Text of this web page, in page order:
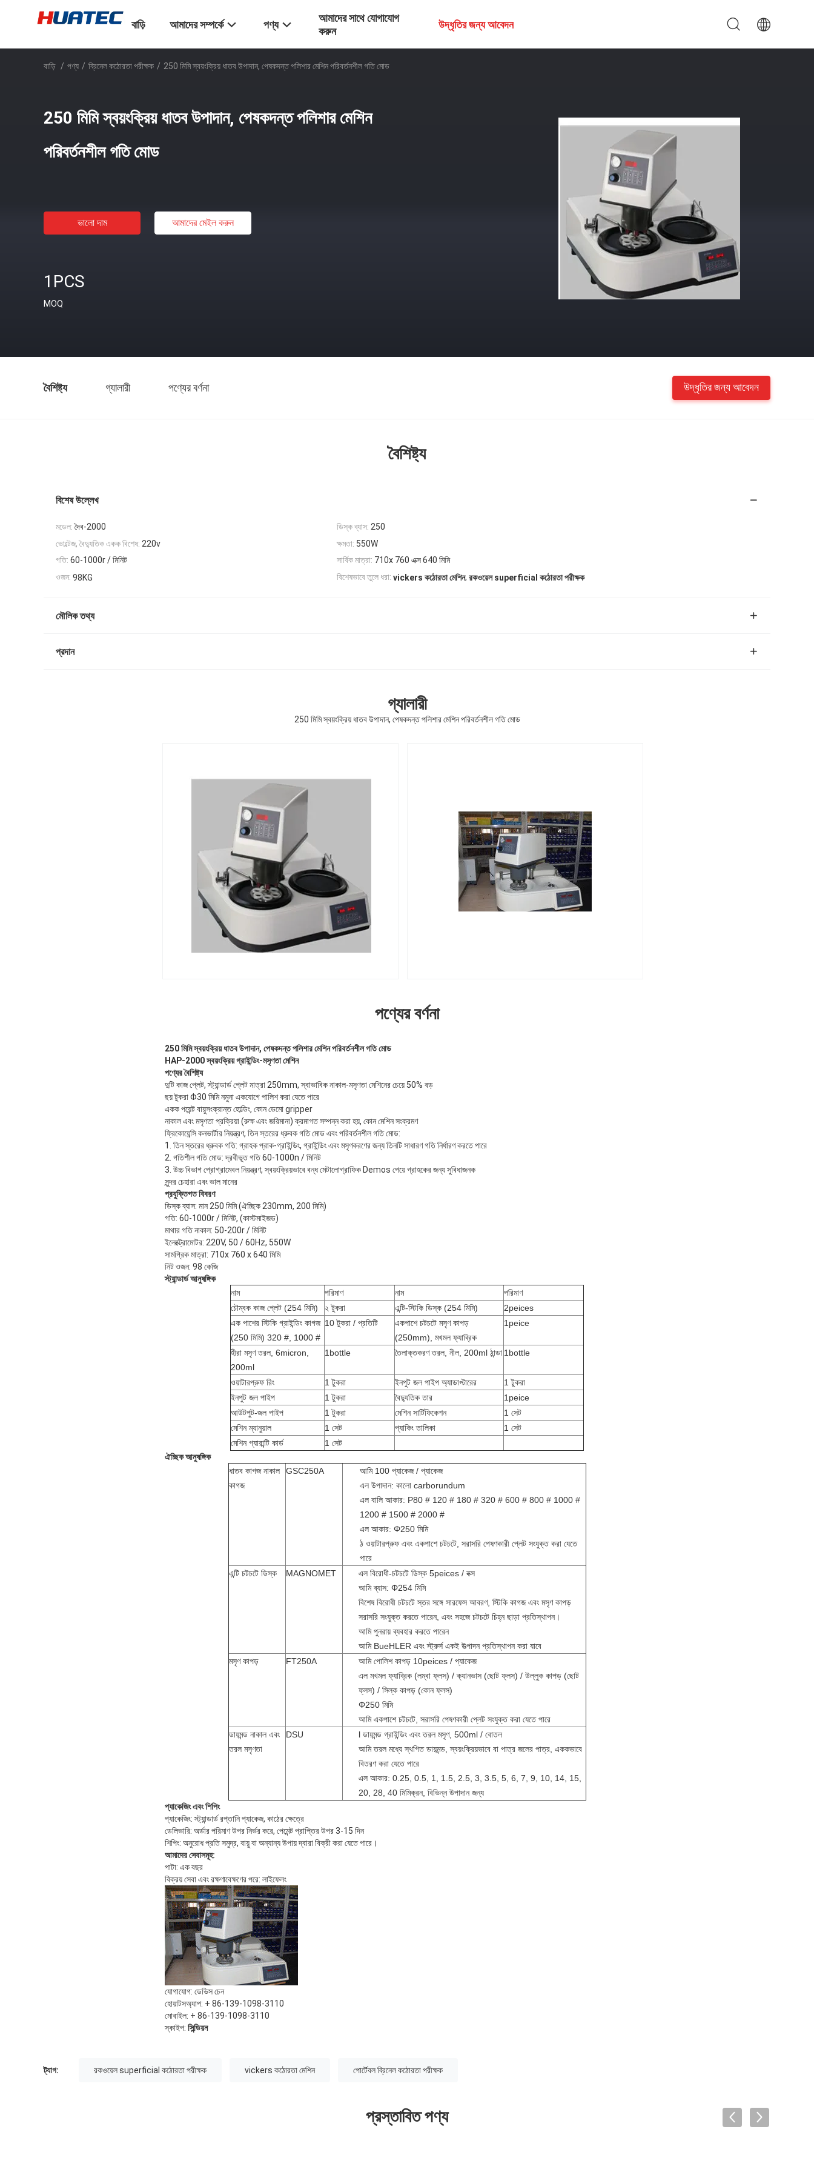
বাড়ি আমাদের সম্পর্কে পণ্য
আমাদের সাথে যোগাযোগ
করুন
উদ্ধৃতির জন্য আবেদন
বাড়ি / পণ্য / ব্রিনেল কঠোরতা পরীক্ষক / 250 মিমি স্বয়ংক্রিয় ধাতব উপাদান, পেষকদন্ত পলিশার মেশিন পরিবর্তনশীল গতি মোড
250 মিমি স্বয়ংক্রিয় ধাতব উপাদান, পেষকদন্ত পলিশার মেশিন
পরিবর্তনশীল গতি মোড
ভালো দাম আমাদের মেইল ​​করুন
1PCS
MOQ
বৈশিষ্ট্য গ্যালারী পণ্যের বর্ণনা উদ্ধৃতির জন্য আবেদন
বৈশিষ্ট্য
বিশেষ উল্লেখ
মডেল: দৈব-2000 ডিস্ক ব্যাস: 250
ভোল্টেজ, বৈদ্যুতিক একক বিশেষ: 220v ক্ষমতা: 550W
গতি: 60-1000r / মিনিট সার্বিক মাত্রা: 710x 760 এক্স 640 মিমি
ওজন: 98KG বিশেষভাবে তুলে ধরা: vickers কঠোরতা মেশিন, রকওয়েল superficial কঠোরতা পরীক্ষক
মৌলিক তথ্য
প্রদান
গ্যালারী
250 মিমি স্বয়ংক্রিয় ধাতব উপাদান, পেষকদন্ত পলিশার মেশিন পরিবর্তনশীল গতি মোড
পণ্যের বর্ণনা
250 মিমি স্বয়ংক্রিয় ধাতব উপাদান, পেষকদন্ত পলিশার মেশিন পরিবর্তনশীল গতি মোড
HAP-2000 স্বয়ংক্রিয় গ্রাইন্ডিং-মসৃণতা মেশিন
পণ্যের বৈশিষ্ট্য
দুটি কাজ প্লেট, স্ট্যান্ডার্ড প্লেট মাত্রা 250mm, স্বাভাবিক নাকাল-মসৃণতা মেশিনের চেয়ে 50% বড়
ছয় টুকরা Φ30 মিমি নমুনা একযোগে পালিশ করা যেতে পারে
একক পয়েন্ট বায়ুসংক্রান্ত হোল্ডিং, কোন ডেমো gripper
নাকাল এবং মসৃণতা প্রক্রিয়া (রুক্ষ এবং জরিমানা) ক্রমাগত সম্পন্ন করা হয়, কোন মেশিন সংক্রমণ
ফ্রিকোয়েন্সি কনভার্টার নিয়ন্ত্রণ, তিন স্তরের ধ্রুবক গতি মোড এবং পরিবর্তনশীল গতি মোড:
1. তিন স্তরের ধ্রুবক গতি: গ্রাহক প্রাক-গ্রাইন্ডিং, গ্রাইন্ডিং এবং মসৃণকরণের জন্য তিনটি সাধারণ গতি নির্ধারণ করতে পারে
2. গতিশীল গতি মোড: দ্রবীভূত গতি 60-1000n / মিনিট
3. উচ্চ বিভাগ প্রোগ্রামেবল নিয়ন্ত্রণ, স্বয়ংক্রিয়ভাবে বন্ধ মেটালোগ্রাফিক Demos পেয়ে গ্রাহকের জন্য সুবিধাজনক
সুন্দর চেহারা এবং ভাল মানের
প্রযুক্তিগত বিবরণ
ডিস্ক ব্যাস: মান 250 মিমি (ঐচ্ছিক 230mm, 200 মিমি)
গতি: 60-1000r / মিনিট, (কাস্টমাইজড)
মাথার গতি নাকাল: 50-200r / মিনিট
ইলেক্ট্রোমোটর: 220V, 50 / 60Hz, 550W
সামগ্রিক মাত্রা: 710x 760 x 640 মিমি
নিট ওজন: 98 কেজি
স্ট্যান্ডার্ড আনুষঙ্গিক
নাম
পরিমাণ নাম
পরিমাণ
চৌম্বক কাজ প্লেট (254 মিমি)
২ টুকরা এন্টি-স্টিকি ডিস্ক (254 মিমি)
2peices
এক পাশের স্টিকি গ্রাইন্ডিং কাগজ
(250 মিমি) 320 #, 1000 #
10 টুকরা / প্রতিটি
একপাশে চটচটে মসৃণ কাপড়
(250mm), মখমল ফ্যাব্রিক
1peice
হীরা মসৃণ তরল, 6micron,
200ml
1bottle তৈলাক্তকরণ তরল, নীল, 200ml ঠান্ডা 1bottle
ওয়াটারপ্রুফ রিং 1 টুকরা ইনপুট জল পাইপ অ্যাডাপ্টারের
1 টুকরা
ইনপুট জল পাইপ
1 টুকরা বৈদ্যুতিক তার
1peice
আউটপুট-জল পাইপ
1 টুকরা মেশিন সার্টিফিকেশন
1 সেট
মেশিন ম্যানুয়াল
1 সেট প্যাকিং তালিকা
1 সেট
মেশিন গ্যারান্টি কার্ড
1 সেট
ঐচ্ছিক আনুষঙ্গিক
ধাতব কাগজ নাকাল
কাগজ
GSC250A
আমি 100 প্যাকেজ / প্যাকেজ
এল উপাদান: কালো carborundum
এল বালি আকার: P80 # 120 # 180 # 320 # 600 # 800 # 1000 #
1200 # 1500 # 2000 #
এল আকার: Φ250 মিমি
ঠ ওয়াটারপ্রুফ এবং একপাশে চটচটে, সরাসরি পেষণকারী প্লেট সংযুক্ত করা যেতে
পারে
এন্টি চটচটে ডিস্ক
MAGNOMET
এল বিরোধী-চটচটে ডিস্ক 5peices / বক্স
আমি ব্যাস: Φ254 মিমি
বিশেষ বিরোধী চটচটে স্তর সঙ্গে সারফেস আবরণ, স্টিকি কাগজ এবং মসৃণ কাপড়
সরাসরি সংযুক্ত করতে পারেন, এবং সহজে চটচটে চিহ্ন ছাড়া প্রতিস্থাপন।
আমি পুনরায় ব্যবহার করতে পারেন
আমি BueHLER এবং স্ট্রুর্স একই উত্পাদন প্রতিস্থাপন করা যাবে
মসৃণ কাপড়
FT250A
আমি পোলিশ কাপড় 10peices / প্যাকেজ
এল মখমল ফ্যাব্রিক (লম্বা ফ্লস) / ক্যানভাস (ছোট ফ্লস) / উল্লুক কাপড় (ছোট
ফ্লস) / সিল্ক কাপড় (কোন ফ্লস)
Φ250 মিমি
আমি একপাশে চটচটে, সরাসরি পেষণকারী প্লেট সংযুক্ত করা যেতে পারে
ডায়মন্ড নাকাল এবং
তরল মসৃণতা
DSU
l ডায়মন্ড গ্রাইন্ডিং এবং তরল মসৃণ, 500ml / বোতল
আমি তরল মধ্যে স্থগিত ডায়মন্ড, স্বয়ংক্রিয়ভাবে বা পাত্র জলের পাত্র, এককভাবে
বিতরণ করা যেতে পারে
এল আকার: 0.25, 0.5, 1, 1.5, 2.5, 3, 3.5, 5, 6, 7, 9, 10, 14, 15,
20, 28, 40 মিমিক্রন, বিভিন্ন উপাদান জন্য
প্যাকেজিং এবং শিপিং
প্যাকেজিং: স্ট্যান্ডার্ড রপ্তানি প্যাকেজ, কাঠের ক্ষেত্রে
ডেলিভারি: অর্ডার পরিমাণ উপর নির্ভর করে, পেমেন্ট প্রাপ্তির উপর 3-15 দিন
শিপিং: অনুরোধ প্রতি সমুদ্র, বায়ু বা অন্যান্য উপায় দ্বারা বিক্রী করা যেতে পারে।
আমাদের সেবাসমূহ:
পাটা: এক বছর
বিক্রয় সেবা এবং রক্ষণাবেক্ষণের পরে: লাইফেলং
যোগাযোগ: ডেভিস চেন
হোয়াটসঅ্যাপ: + 86-139-1098-3110
মোবাইল: + 86-139-1098-3110
স্কাইপ: সিন্ডিয়ন
ট্যাগ: রকওয়েল superficial কঠোরতা পরীক্ষক vickers কঠোরতা মেশিন পোর্টেবল ব্রিনেল কঠোরতা পরীক্ষক
প্রস্তাবিত পণ্য